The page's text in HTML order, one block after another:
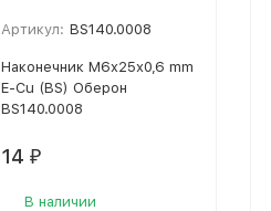
Артикул: BS140.0008
Наконечник М6x25х0,6 mm
E-Cu (BS) Оберон
BS140.0008
14 ₽
В наличии